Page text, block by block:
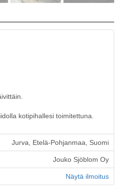
kotipihallesi toimitettuna.
Jurva, Etelä-Pohjanmaa, Suomi
Jouko Sjöblom Oy
Näytä ilmoitus